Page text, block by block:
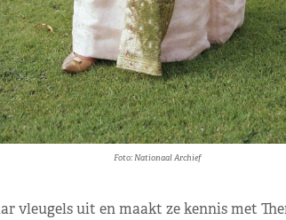
Foto: Nationaal Archief
vleugels uit en maakt ze kennis met